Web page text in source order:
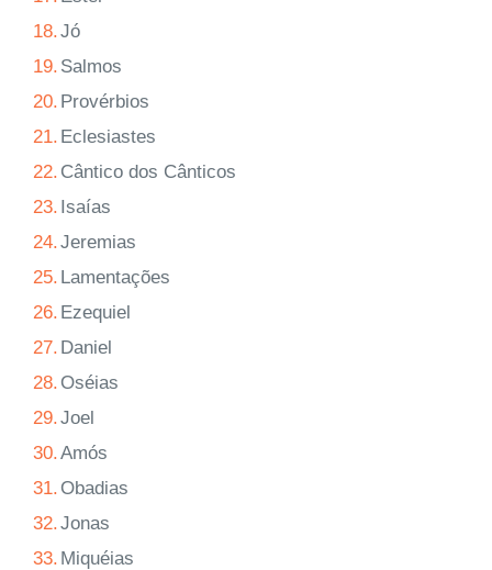
18.Jó
19. Salmos
20. Provérbios
21. Eclesiastes
22. Cântico dos Cânticos
23. Isaías
24.Jeremias
25. Lamentações
26. Ezequiel
27. Daniel
28. Oséias
29.Joel
30.Amós
31. Obadias
32.Jonas
33. Miquéias